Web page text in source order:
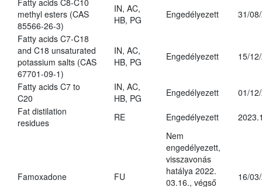
Fatty acids C8-C10
methyl esters (CAS
85566-26-3)
IN, AC,
HB, PG
Engedélyezett 31/
Fatty acids C7-C18
and C18 unsaturated
potassium salts (CAS
67701-09-1)
IN, AC,
HB, PG
Engedélyezett 15/
Fatty acids C7 to
C20
IN, AC,
HB, PG
Engedélyezett
01/
Fat distilation
residues
RE Engedélyezett
Famoxadone FU
Nem
engedélyezett,
visszavonás
hatálya 2022.
03.16., végső
16/